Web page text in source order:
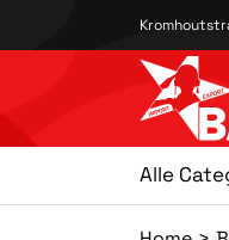
Alle